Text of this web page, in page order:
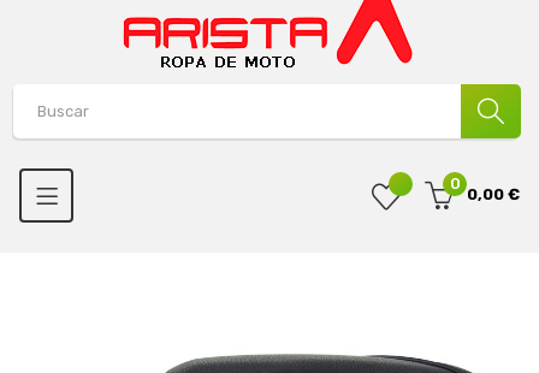
0
0,00 €